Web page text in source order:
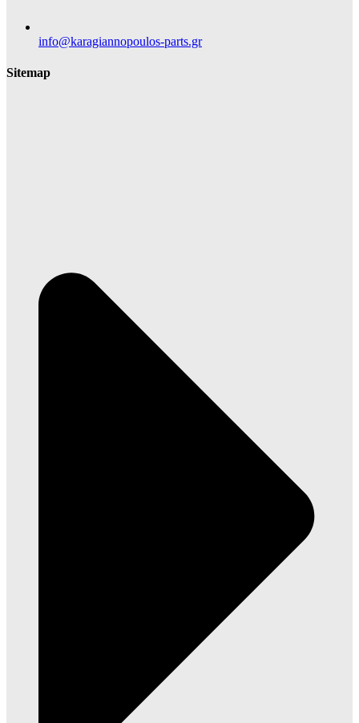
info@karagiannopoulos-parts.gr
Sitemap